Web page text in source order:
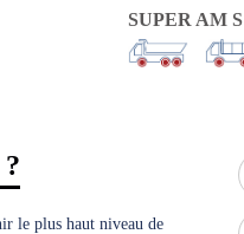
SUPER AM S
le plus haut niveau de